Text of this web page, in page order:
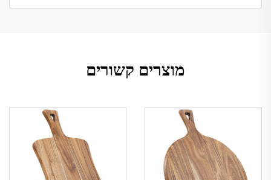
מוצרים קשורים